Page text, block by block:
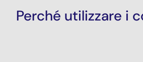
Perché utilizzare i